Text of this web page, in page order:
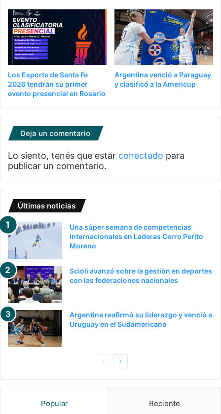
Los Esports de Santa Fe
2026 tendrán su primer
evento presencial en Rosario
Argentina venció a Paraguay
y clasificó a la Americup
Deja un comentario
Lo siento, tenés que estar conectado para
publicar un comentario.
Últimas noticias
Una súper semana de competencias
internacionales en Laderas Cerro Perito
Moreno
Scioli avanzó sobre la gestión en deportes
con las federaciones nacionales
Argentina reafirmó su liderazgo y venció a
Uruguay en el Sudamericano
PaginaSiguiente
Popular Reciente